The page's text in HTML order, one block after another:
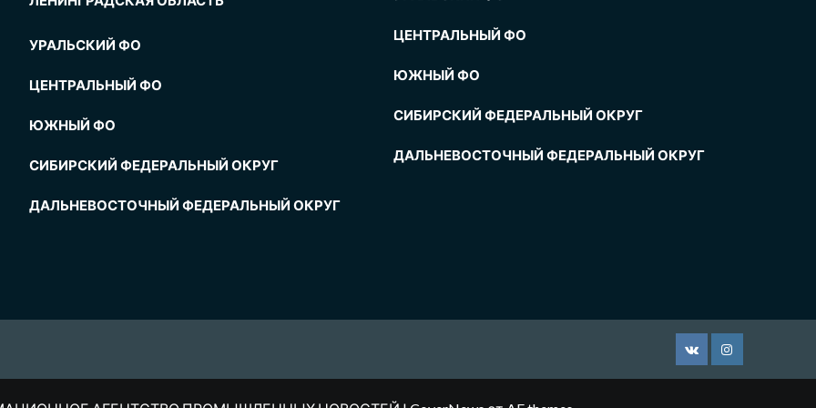
УРАЛЬСКИЙ ФО
ЦЕНТРАЛЬНЫЙ ФО
ЮЖНЫЙ ФО
СИБИРСКИЙ ФЕДЕРАЛЬНЫЙ ОКРУГ
ДАЛЬНЕВОСТОЧНЫЙ ФЕДЕРАЛЬНЫЙ ОКРУГ
ЦЕНТРАЛЬНЫЙ ФО
ЮЖНЫЙ ФО
СИБИРСКИЙ ФЕДЕРАЛЬНЫЙ ОКРУГ
ДАЛЬНЕВОСТОЧНЫЙ ФЕДЕРАЛЬНЫЙ ОКРУГ